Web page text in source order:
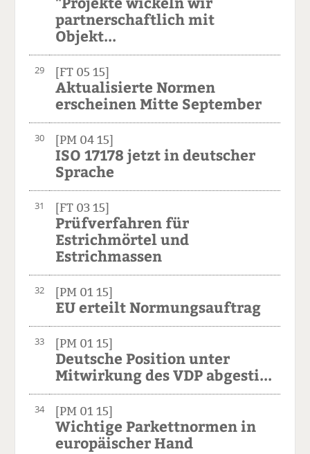
partnerschaftlich mit
Objekt...
29 [FT 05 15]
Aktualisierte Normen
erscheinen Mitte September
30 [PM 04 15]
ISO 17178 jetzt in deutscher
Sprache
31 [FT 03 15]
Prüfverfahren für
Estrichmörtel und
Estrichmassen
32 [PM 01 15]
EU erteilt Normungsauftrag
33 [PM 01 15]
Deutsche Position unter
Mitwirkung des VDP abgesti...
34 [PM 01 15]
Wichtige Parkettnormen in
europäischer Hand